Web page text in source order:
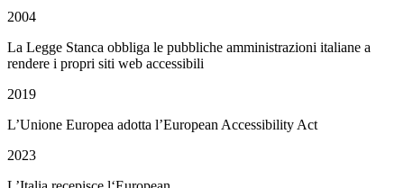
2004
La Legge Stanca obbliga le pubbliche amministrazioni italiane a
rendere i propri siti web accessibili
2019
L’Unione Europea adotta l’European Accessibility Act
2023